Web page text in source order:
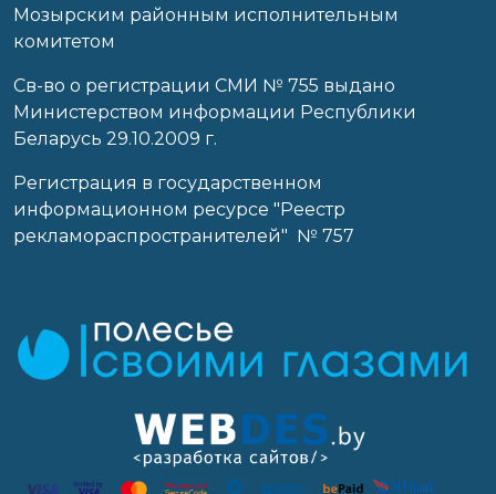
Мозырским районным исполнительным
комитетом
Св-во о регистрации СМИ № 755 выдано
Министерством информации Республики
Беларусь 29.10.2009 г.
Регистрация в государственном
информационном ресурсе "Реестр
рекламораспространителей" № 757